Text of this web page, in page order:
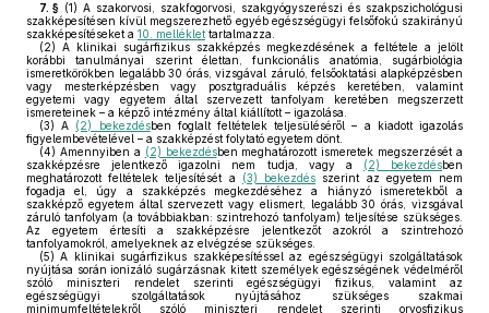
7. § (1) A szakorvosi, szakfogorvosi, szakgyógyszerészi és szakpszichológusi
szakképesítésen kívül megszerezhető egyéb egészségügyi felsőfokú szakirányú
szakképesítéseket a 10. melléklet tartalmazza.
(2) A klinikai sugárfizikus szakképzés megkezdésének a feltétele a jelölt
korábbi tanulmányai szerint élettan, funkcionális anatómia, sugárbiológia
ismeretkörökben legalább 30 órás, vizsgával záruló, felsőoktatási alapképzésben
vagy mesterképzésben vagy posztgraduális képzés keretében, valamint
egyetemi vagy egyetem által szervezett tanfolyam keretében megszerzett
ismereteinek – a képző intézmény által kiállított – igazolása.
(3) A (2) bekezdésben foglalt feltételek teljesüléséről – a kiadott igazolás
figyelembevételével – a szakképzést folytató egyetem dönt.
(4) Amennyiben a (2) bekezdésben meghatározott ismeretek megszerzését a
szakképzésre jelentkező igazolni nem tudja, vagy a (2) bekezdésben
meghatározott feltételek teljesítését a (3) bekezdés szerint az egyetem nem
fogadja el, úgy a szakképzés megkezdéséhez a hiányzó ismeretekből a
szakképző egyetem által szervezett vagy elismert, legalább 30 órás, vizsgával
záruló tanfolyam (a továbbiakban: szintrehozó tanfolyam) teljesítése szükséges.
Az egyetem értesíti a szakképzésre jelentkezőt azokról a szintrehozó
tanfolyamokról, amelyeknek az elvégzése szükséges.
(5) A klinikai sugárfizikus szakképesítéssel az egészségügyi szolgáltatások
nyújtása során ionizáló sugárzásnak kitett személyek egészségének védelméről
szóló miniszteri rendelet szerinti egészségügyi fizikus, valamint az
egészségügyi szolgáltatások nyújtásához szükséges szakmai
minimumfeltételekről szóló miniszteri rendelet szerinti orvosfizikus